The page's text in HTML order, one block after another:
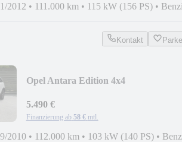
2012 • 111.000 km • 115 kW (156 PS) •
Kontakt
Opel Antara Edition 4x4
5.490 €
Finanzierung ab 58 € mtl.
2010 • 112.000 km • 103 kW (140 PS) •